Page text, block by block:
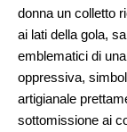
donna un colletto
ai lati della gola,
emblematici di
oppressiva,
artigianale
sottomissione ai